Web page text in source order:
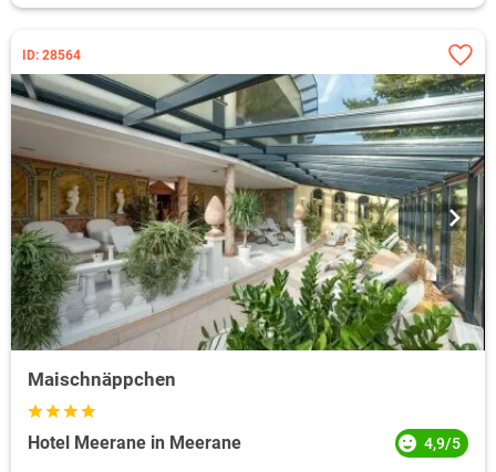
ID: 28564
Maischnäppchen
Hotel Meerane in Meerane 4,9/5